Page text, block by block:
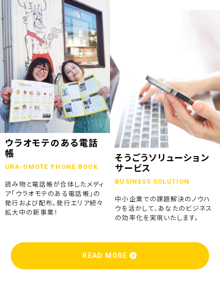
2023.01.13
弊社顧問税理士小関先生ラジオご出演
ウラオモテのある電話
帳
URA-OMOTE PHONE BOOK
読み物と電話帳が合体したメディ
ア「ウラオモテのある電話帳」の
発行および配布。発行エリア続々
拡大中の新事業！
そうごうソリューション
サービス
BUSINESS SOLUTION
中小企業での課題解決のノウハ
ウを活かして、あなたのビジネス
の効率化を実現いたします。
READ MORE